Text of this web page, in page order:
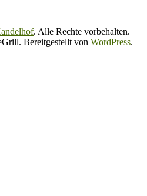
. Alle Rechte vorbehalten.
Bereitgestellt von WordPress.